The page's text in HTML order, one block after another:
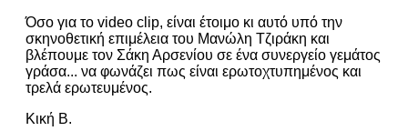
Όσο για το video clip, είναι έτοιμο κι αυτό υπό την
σκηνοθετική επιμέλεια του Μανώλη Τζιράκη και
βλέπουμε τον Σάκη Αρσενίου σε ένα συνεργείο γεμάτος
γράσα... να φωνάζει πως είναι ερωτοχτυπημένος και
τρελά ερωτευμένος.
Κική Β.